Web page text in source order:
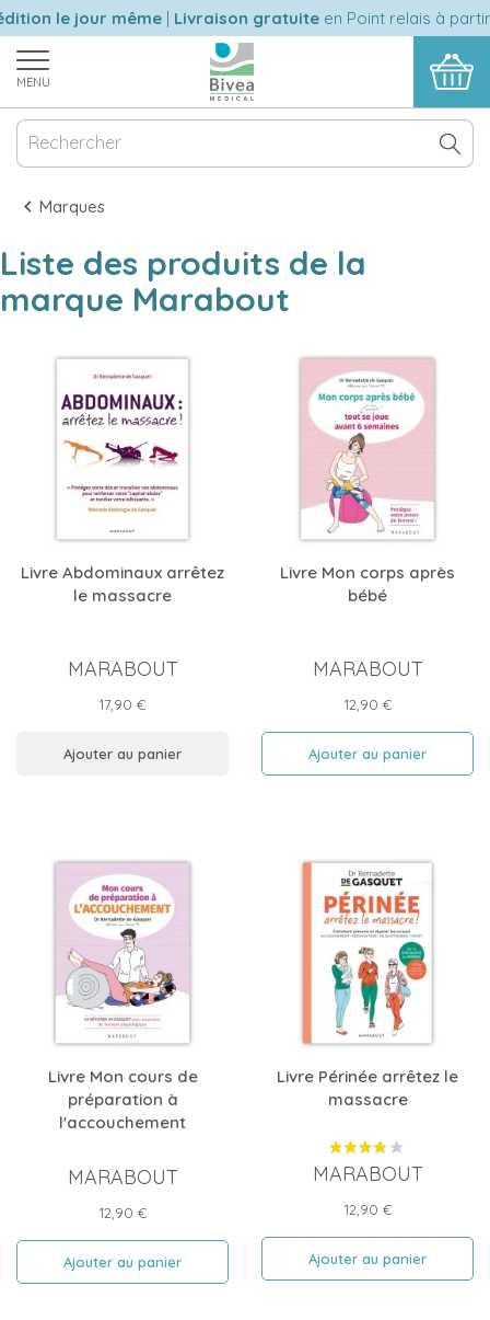
le jour même|Livraison gratuiteen Point relais à partir
MENU
Marques
Liste des produits de la
marque Marabout
Livre Abdominaux arrêtez
le massacre
MARABOUT
Prix
17,90 €
Ajouter au panier
Livre Mon corps après
bébé
MARABOUT
Prix
12,90 €
Ajouter au panier
Livre Mon cours de
préparation à
l'accouchement
MARABOUT
Prix
12,90 €
Ajouter au panier
Livre Périnée arrêtez le
massacre
MARABOUT
Prix
12,90 €
Ajouter au panier